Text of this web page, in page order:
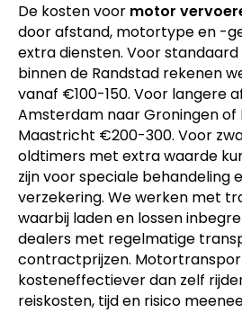
De kosten voor motor
door afstand, motortype en -
extra diensten. Voor
binnen de Randstad rekenen
vanaf €100-150. Voor langere
Amsterdam naar Groningen
Maastricht €200-300. Voor
oldtimers met extra waarde
zijn voor speciale behandeling
verzekering. We werken met
waarbij laden en lossen
dealers met regelmatige
contractprijzen.
kosteneffectiever dan zelf
reiskosten, tijd en risico